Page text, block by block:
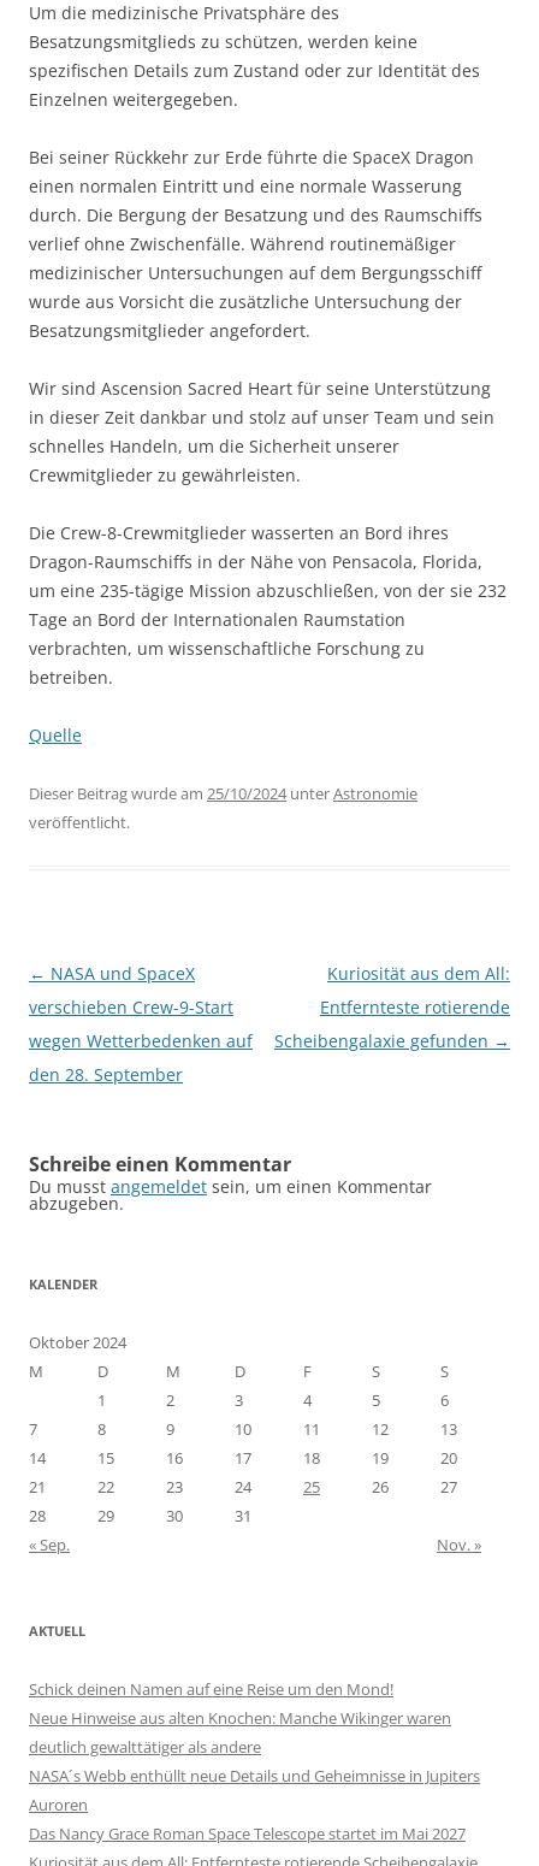
Um die medizinische Privatsphäre des
Besatzungsmitglieds zu schützen, werden keine
spezifischen Details zum Zustand oder zur Identität des
Einzelnen weitergegeben.
Bei seiner Rückkehr zur Erde führte die SpaceX Dragon
einen normalen Eintritt und eine normale Wasserung
durch. Die Bergung der Besatzung und des Raumschiffs
verlief ohne Zwischenfälle. Während routinemäßiger
medizinischer Untersuchungen auf dem Bergungsschiff
wurde aus Vorsicht die zusätzliche Untersuchung der
Besatzungsmitglieder angefordert.
Wir sind Ascension Sacred Heart für seine Unterstützung
in dieser Zeit dankbar und stolz auf unser Team und sein
schnelles Handeln, um die Sicherheit unserer
Crewmitglieder zu gewährleisten.
Die Crew-8-Crewmitglieder wasserten an Bord ihres
Dragon-Raumschiffs in der Nähe von Pensacola, Florida,
um eine 235-tägige Mission abzuschließen, von der sie 232
Tage an Bord der Internationalen Raumstation
verbrachten, um wissenschaftliche Forschung zu
betreiben.
Quelle
Dieser Beitrag wurde am 25/10/2024unterAstronomie
veröffentlicht.
Beitragsnavigation
← NASA und SpaceX
verschieben Crew-9-Start
wegen Wetterbedenken auf
den 28. September
Kuriosität aus dem All:
Entfernteste rotierende
Scheibengalaxie gefunden →
Schreibe einen Kommentar
Du musst angemeldet sein, um einen Kommentar
abzugeben.
KALENDER
Oktober 2024
M
D M D F S
S
1
2 3 4 5
6
7
8 9 10 11 12
13
14
15 16 17 18 19
20
21
22 23 24 25 26
27
28
29 30
31
« Sep.
Nov. »
AKTUELL
Schick deinen Namen auf eine Reise um den Mond!
Neue Hinweise aus alten Knochen: Manche Wikinger waren
deutlich gewalttätiger als andere
NASA´s Webb enthüllt neue Details und Geheimnisse in Jupiters
Auroren
Das Nancy Grace Roman Space Telescope startet im Mai 2027